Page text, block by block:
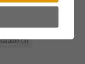
(3)